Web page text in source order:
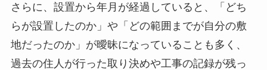
さらに、設置から年月が経過していると、「どち
らが設置したのか」や「どの範囲までが自分の敷
地だったのか」が曖昧になっていることも多く、
過去の住人が行った取り決めや工事の記録が残っ